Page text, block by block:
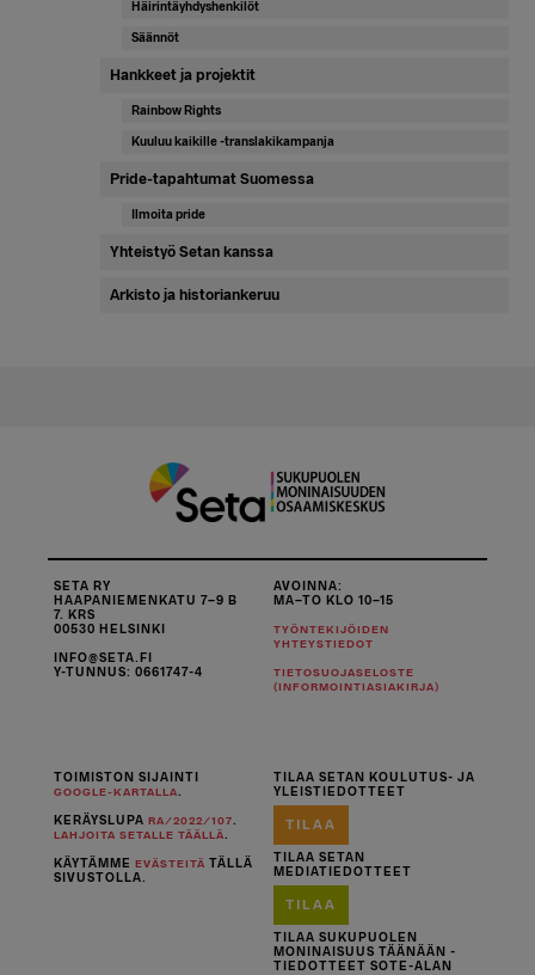
Häirintäyhdyshenkilöt
Säännöt
Hankkeet ja projektit
Rainbow Rights
Kuuluu kaikille -translakikampanja
Pride-tapahtumat Suomessa
Ilmoita pride
Yhteistyö Setan kanssa
Arkisto ja historiankeruu
SETA RY
HAAPANIEMENKATU 7–9 B
7. KRS
00530 HELSINKI
INFO@SETA.FI
Y-TUNNUS: 0661747-4
AVOINNA:
MA–TO KLO 10–15
TYÖNTEKIJÖIDEN
YHTEYSTIEDOT
TIETOSUOJASELOSTE
(INFORMOINTIASIAKIRJA)
TOIMISTON SIJAINTI
GOOGLE-KARTALLA.
KERÄYSLUPARA/2022/107.
LAHJOITA SETALLE TÄÄLLÄ.
KÄYTÄMMEEVÄSTEITÄ TÄLLÄ
SIVUSTOLLA.
TILAA SETAN KOULUTUS- JA
YLEISTIEDOTTEET
TILAA
TILAA SETAN
MEDIATIEDOTTEET
TILAA
TILAA SUKUPUOLEN
MONINAISUUS TÄÄNÄÄN -
TIEDOTTEET SOTE-ALAN